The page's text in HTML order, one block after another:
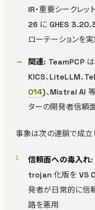
IR・重要シークレ
26 に GHES
ローテーションを
関連: TeamPCP
KICS、LiteLLM、
014)、Mistral AI
ターの開発者信頼
事象は次の連鎖で成立
信頼面への毒入れ:
trojan 化版を VS
発者が日常的に信
路を悪用